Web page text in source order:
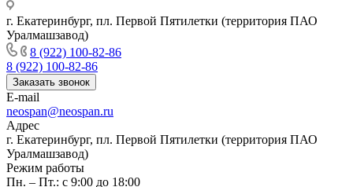
г. Екатеринбург, пл. Первой Пятилетки (территория ПАО
Уралмашзавод)
8 (922) 100-82-86
8 (922) 100-82-86
Заказать звонок
E-mail
neospan@neospan.ru
Адрес
г. Екатеринбург, пл. Первой Пятилетки (территория ПАО
Уралмашзавод)
Режим работы
Пн. – Пт.: с 9:00 до 18:00